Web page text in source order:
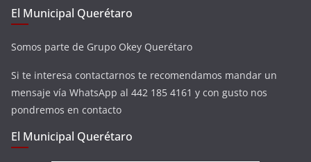
El Municipal Querétaro
Somos parte de Grupo Okey Querétaro
Si te interesa contactarnos te recomendamos mandar un
mensaje vía WhatsApp al 442 185 4161 y con gusto nos
pondremos en contacto
El Municipal Querétaro